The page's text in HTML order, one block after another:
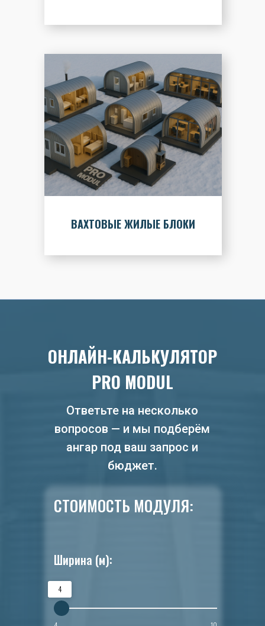
ВАХТОВЫЕ ЖИЛЫЕ БЛОКИ
ОНЛАЙН-КАЛЬКУЛЯТОР
PRO MODUL
Ответьте на несколько
вопросов — и мы подберём
ангар под ваш запрос и
бюджет.
Ширина (м):
4
СТОИМОСТЬ МОДУЛЯ: